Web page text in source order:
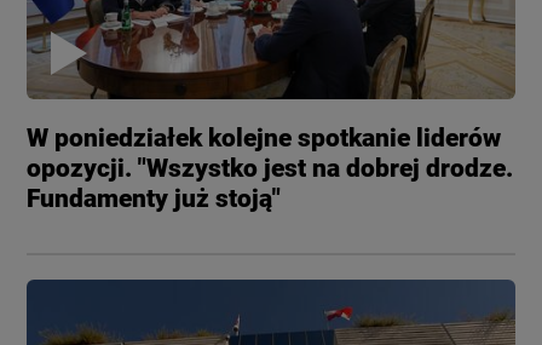
W poniedziałek kolejne spotkanie liderów
opozycji. "Wszystko jest na dobrej drodze.
Fundamenty już stoją"